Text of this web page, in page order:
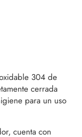
304 de
cerrada
para un uso
cuenta con